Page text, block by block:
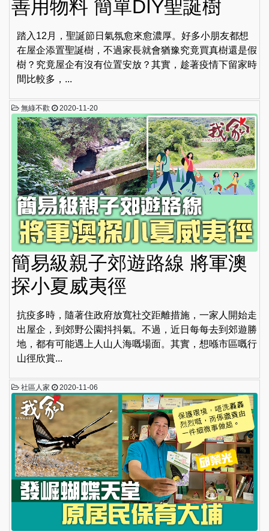
善用物料 簡單DIY聖誕樹
踏入12月，聖誕節日氣氛愈來愈濃厚。好多小朋友都想
在屋企添置聖誕樹，不過家長就會猶豫究竟買真樹還是假
樹？究竟屋企有沒有位置安放？其實，趁著疫情下留家時
間比較多，...
無綠不歡 2020-11-20
簡易級親子郊遊路線 將軍澳
探小夏威夷徑
抗疫多時，隨著住政府放寬社交距離措施，一家人開始走
出屋企，到郊野公園抖抖氣。不過，近日每每去到郊遊勝
地，都有可能遇上人山人海嘅場面。其實，想喺市區嘅行
山徑欣賞...
社區人家 2020-11-06